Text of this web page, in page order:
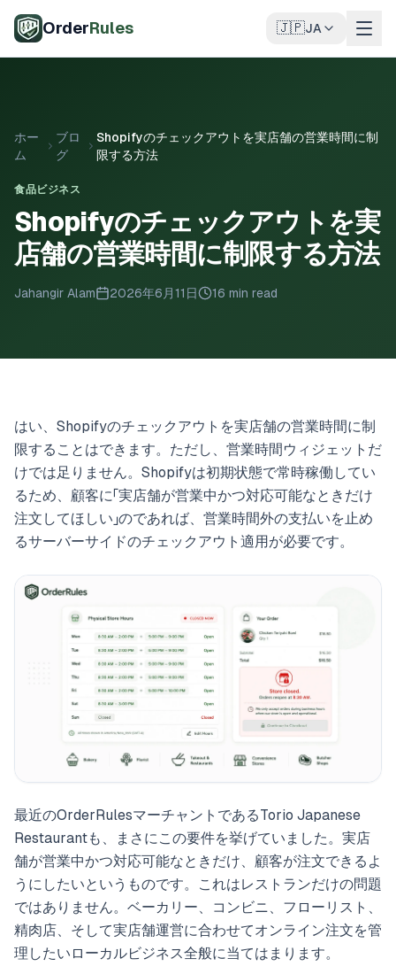
OrderRules 🇯🇵JA
ホー
ム
ブロ
グ
Shopifyのチェックアウトを実店舗の営業時間に制
限する方法
食品ビジネス
Shopifyのチェックアウトを実
店舗の営業時間に制限する方法
Jahangir Alam 2026年6月11日 16 min read
はい、Shopifyのチェックアウトを実店舗の営業時間に制
限することはできます。ただし、営業時間ウィジェットだ
けでは足りません。Shopifyは初期状態で常時稼働してい
るため、顧客に「実店舗が営業中かつ対応可能なときだけ
注文してほしい」のであれば、営業時間外の支払いを止め
るサーバーサイドのチェックアウト適用が必要です。
最近のOrderRulesマーチャントであるTorio Japanese
Restaurantも、まさにこの要件を挙げていました。実店
舗が営業中かつ対応可能なときだけ、顧客が注文できるよ
うにしたいというものです。これはレストランだけの問題
ではありません。ベーカリー、コンビニ、フローリスト、
精肉店、そして実店舗運営に合わせてオンライン注文を管
理したいローカルビジネス全般に当てはまります。